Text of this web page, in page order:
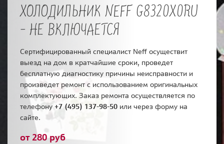
ХОЛОДИЛЬНИК NEFF G8320X0RU
- НЕ ВКЛЮЧАЕТСЯ
Сертифицированный специалист Neff осуществит
выезд на дом в кратчайшие сроки, проведет
бесплатную диагностику причины неисправности и
произведет ремонт с использованием оригинальных
комплектующих. Заказ ремонта осуществляется по
телефону +7 (495) 137-98-50 или через форму на
сайте.
от 280 руб